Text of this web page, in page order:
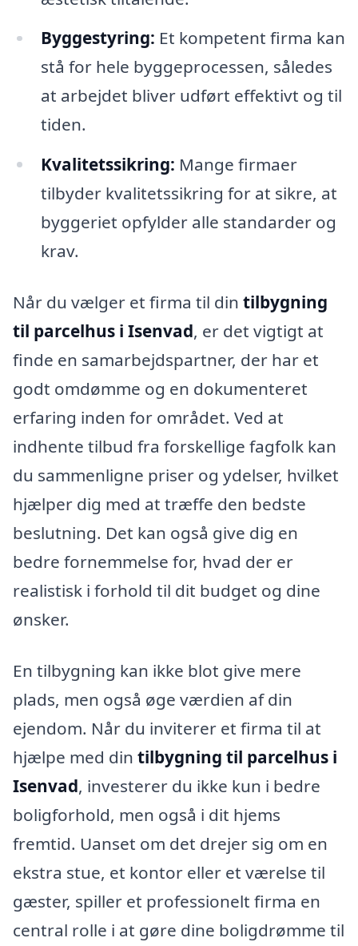
Byggestyring: Et kompetent firma kan
stå for hele byggeprocessen, således
at arbejdet bliver udført effektivt og til
tiden.
Kvalitetssikring: Mange firmaer
tilbyder kvalitetssikring for at sikre, at
byggeriet opfylder alle standarder og
krav.
Når du vælger et firma til din tilbygning
til parcelhus i Isenvad, er det vigtigt at
finde en samarbejdspartner, der har et
godt omdømme og en dokumenteret
erfaring inden for området. Ved at
indhente tilbud fra forskellige fagfolk kan
du sammenligne priser og ydelser, hvilket
hjælper dig med at træffe den bedste
beslutning. Det kan også give dig en
bedre fornemmelse for, hvad der er
realistisk i forhold til dit budget og dine
ønsker.
En tilbygning kan ikke blot give mere
plads, men også øge værdien af din
ejendom. Når du inviterer et firma til at
hjælpe med din tilbygning til parcelhus i
Isenvad, investerer du ikke kun i bedre
boligforhold, men også i dit hjems
fremtid. Uanset om det drejer sig om en
ekstra stue, et kontor eller et værelse til
gæster, spiller et professionelt firma en
central rolle i at gøre dine boligdrømme til